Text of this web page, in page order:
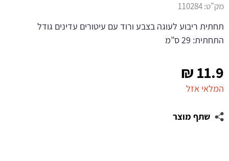
11.9
₪
המלאי אזל
שתף מוצר
מק"ט:110284
תחתית ריבוע לעוגה בצבע ורוד עם עיטורים עדינים גודל
התחתית: 29 ס”מ